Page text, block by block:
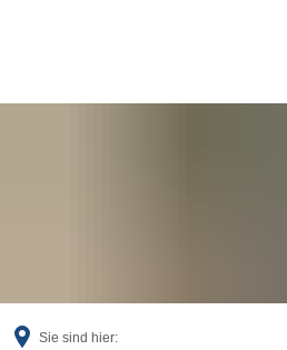
Sie sind hier: